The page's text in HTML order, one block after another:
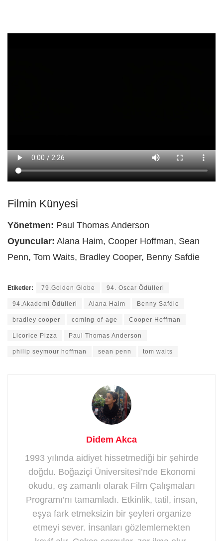
Filmin Künyesi
Yönetmen: Paul Thomas Anderson
Oyuncular: Alana Haim, Cooper Hoffman, Sean
Penn, Tom Waits, Bradley Cooper, Benny Safdie
Etiketler: 79.Golden Globe 94. Oscar Ödülleri
94.Akademi Ödülleri Alana Haim Benny Safdie
bradley cooper coming-of-age Cooper Hoffman
Licorice Pizza Paul Thomas Anderson
philip seymour hoffman sean penn tom waits
Didem Akca
1993 yılında aidiyet hissetmediği bir şehirde
doğdu. Boğaziçi Üniversitesi’nde Ekonomi
okudu, eş zamanlı olarak Film Çalışmaları
Programı’nı tamamladı. Etkinlik, tatil, insan,
eşya fark etmeksizin bir şeyleri organize
etmeyi sever. İnsanları gözlemlemekten